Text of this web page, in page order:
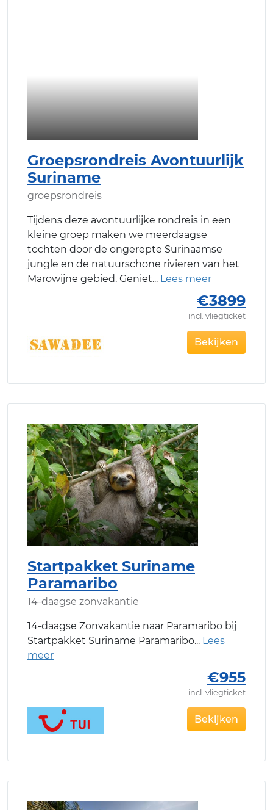
Groepsrondreis Avontuurlijk
Suriname
groepsrondreis
Tijdens deze avontuurlijke rondreis in een
kleine groep maken we meerdaagse
tochten door de ongerepte Surinaamse
jungle en de natuurschone rivieren van het
Marowijne gebied. Geniet
€3899
incl. vliegticket
Bekijken
Startpakket Suriname
Paramaribo
14-daagse zonvakantie
14-daagse Zonvakantie naar Paramaribo bij
Startpakket Suriname Paramaribo
€955
incl. vliegticket
Bekijken